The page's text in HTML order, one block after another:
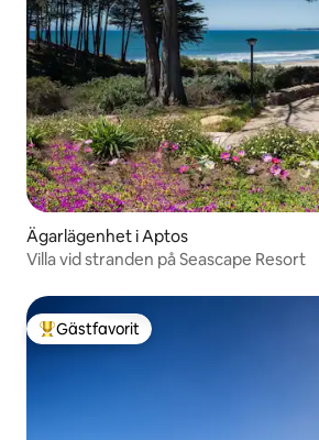
Ägarlägenhet i Aptos
Villa vid stranden på Seascape Resort
Populär gästfavorit
Gästfavorit